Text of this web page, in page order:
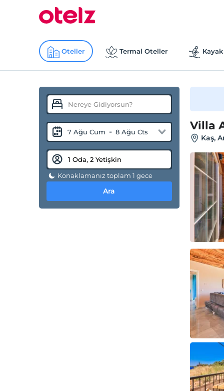
Oteller Termal Oteller
7 Ağu Cum - 8 Ağu Cts
Konaklamanız toplam 1 gece
Ara
Villa
Kaş,